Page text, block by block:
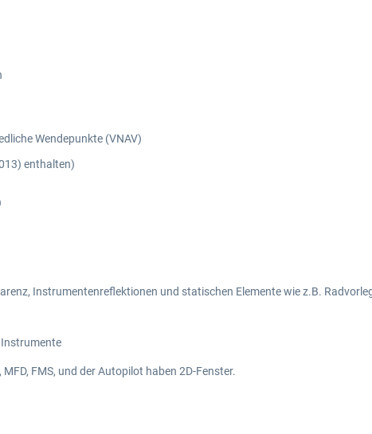
Wendepunkte (VNAV)
enthalten)
Instrumentenreflektionen und statischen Elemente wie z.B.
FMS, und der Autopilot haben 2D-Fenster.